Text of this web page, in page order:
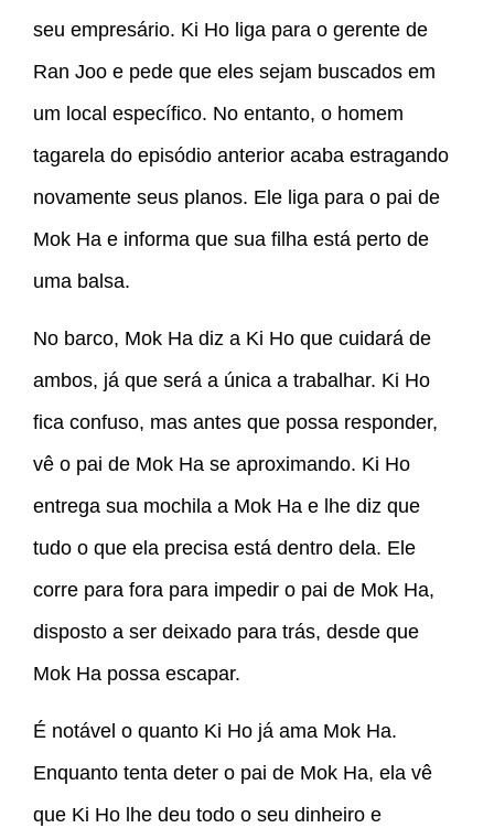
seu empresário. Ki Ho liga para o gerente de
Ran Joo e pede que eles sejam buscados em
um local específico. No entanto, o homem
tagarela do episódio anterior acaba estragando
novamente seus planos. Ele liga para o pai de
Mok Ha e informa que sua filha está perto de
uma balsa.
No barco, Mok Ha diz a Ki Ho que cuidará de
ambos, já que será a única a trabalhar. Ki Ho
fica confuso, mas antes que possa responder,
vê o pai de Mok Ha se aproximando. Ki Ho
entrega sua mochila a Mok Ha e lhe diz que
tudo o que ela precisa está dentro dela. Ele
corre para fora para impedir o pai de Mok Ha,
disposto a ser deixado para trás, desde que
Mok Ha possa escapar.
É notável o quanto Ki Ho já ama Mok Ha.
Enquanto tenta deter o pai de Mok Ha, ela vê
que Ki Ho lhe deu todo o seu dinheiro e